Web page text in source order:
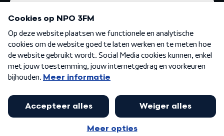
Algemene voorwaarden Privacybeleid